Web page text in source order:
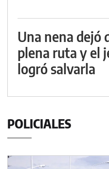
Una nena dejó
plena ruta y el
logró salvarla
POLICIALES